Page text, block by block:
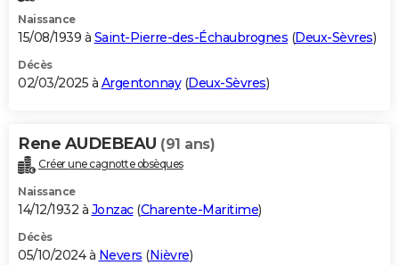
Naissance
15/08/1939 à Saint-Pierre-des-Échaubrognes (Deux-Sèvres)
Décès
02/03/2025 à Argentonnay(Deux-Sèvres)
Rene AUDEBEAU (91 ans)
Créer une cagnotte obsèques
Naissance
14/12/1932 à Jonzac(Charente-Maritime)
Décès
05/10/2024 à Nevers (Nièvre)